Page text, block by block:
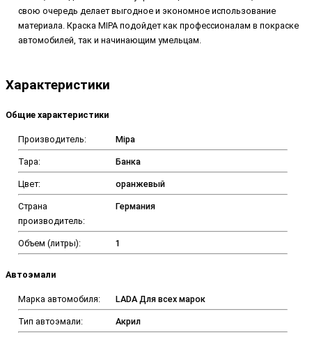
свою очередь делает выгодное и экономное использование
материала. Краска MIPA подойдет как профессионалам в покраске
автомобилей, так и начинающим умельцам.
Характеристики
Общие характеристики
Производитель: Mipa
Тара: Банка
Цвет: оранжевый
Страна
производитель:
Германия
Объем (литры): 1
Автоэмали
Марка автомобиля: LADA Для всех марок
Тип автоэмали: Акрил